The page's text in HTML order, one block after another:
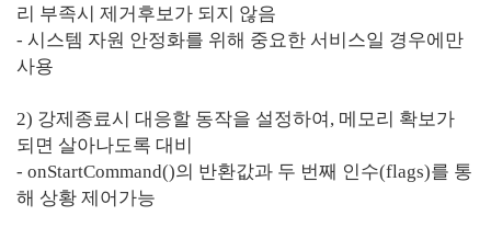
리 부족시 제거후보가 되지 않음
- 시스템 자원 안정화를 위해 중요한 서비스일 경우에만
사용
2) 강제종료시 대응할 동작을 설정하여, 메모리 확보가
되면 살아나도록 대비
- onStartCommand()의 반환값과 두 번째 인수(flags)를 통
해 상황 제어가능